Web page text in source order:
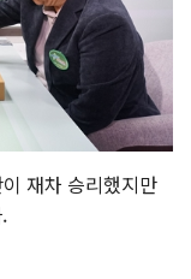
재차 승리했지만